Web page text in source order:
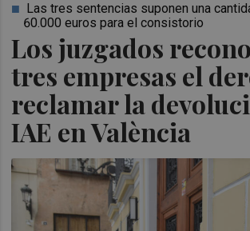
Los juzgados
tres empresas el
reclamar la
IAE en València
Las tres sentencias suponen una
60.000 euros para el consistorio